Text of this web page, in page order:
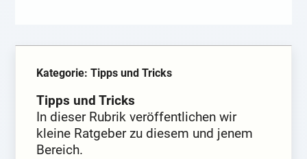
Kategorie: Tipps und Tricks
Tipps und Tricks
In dieser Rubrik veröffentlichen wir
kleine Ratgeber zu diesem und jenem
Bereich.